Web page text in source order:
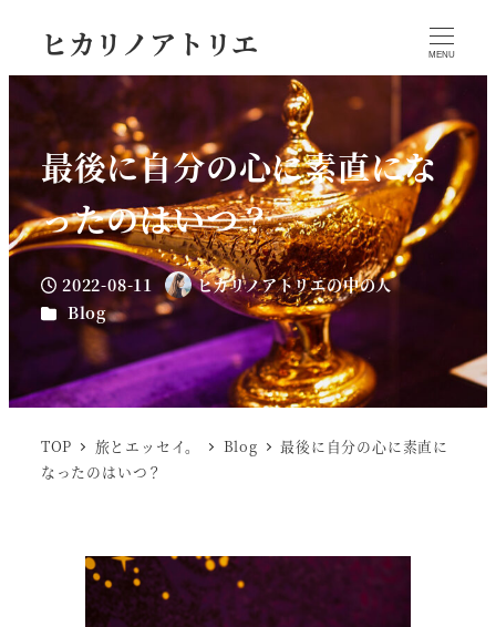
ヒカリノアトリエ MENU
最後に自分の心に素直にな
ったのはいつ？
投稿日
2022-08-11
著
者
ヒカリノアトリエの中の人
カテゴリー
Blog
TOP 旅とエッセイ。 Blog
最後に自分の心に素直に
なったのはいつ？